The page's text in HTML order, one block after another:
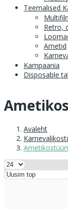
Teemalised
Retro,
Ametid
Kampaania
Disposable
Avaleht